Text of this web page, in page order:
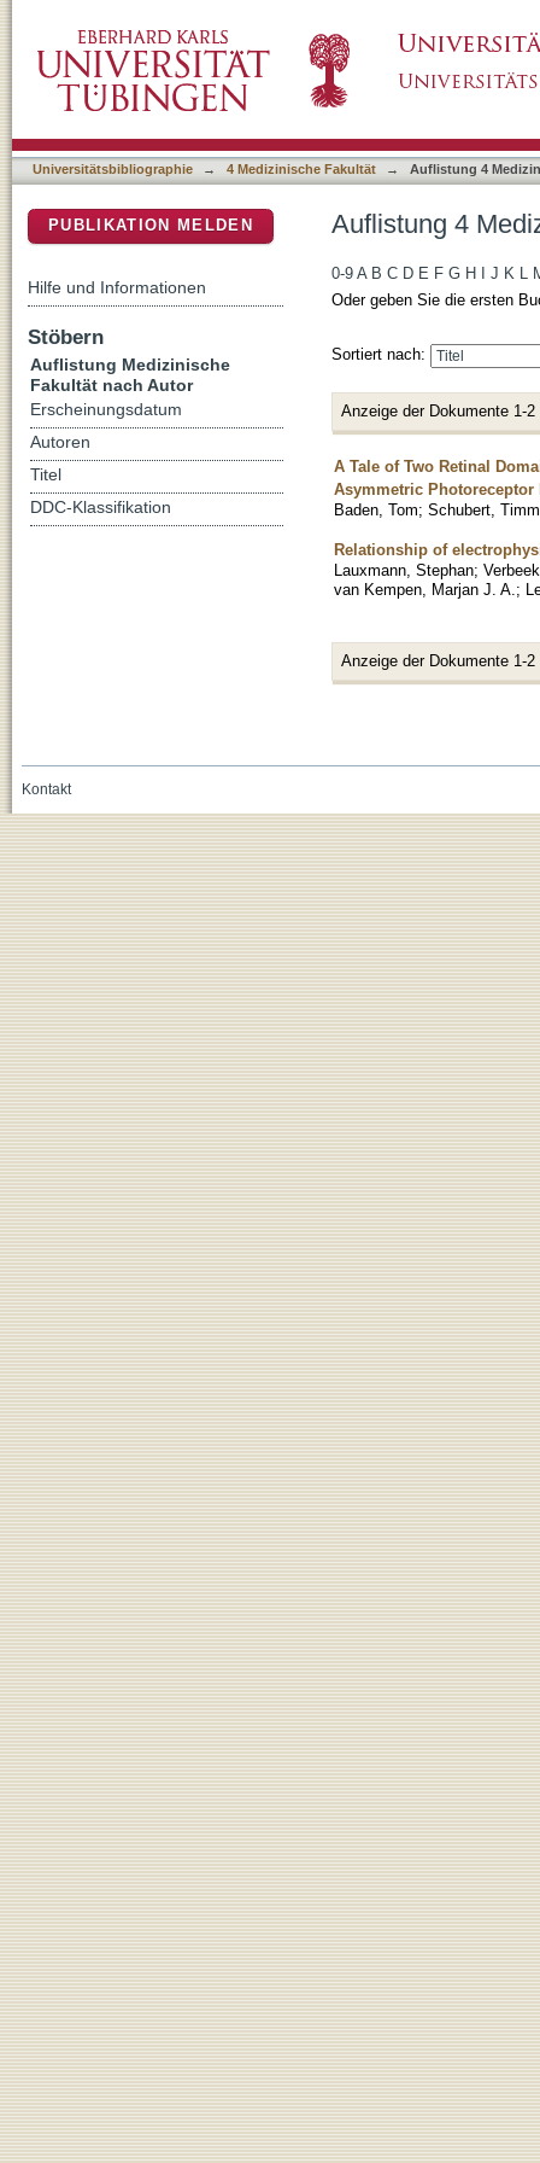
Universitätsbibliographie → 4 Medizinische Fakultät → Auflistung 4
Auflistung 4
0-9 A B C D E F G H J K L
Oder geben Sie die ersten
Sortiert nach:
Anzeige der Dokumente 1-2
A Tale of Two Retinal
Asymmetric
Baden, Tom; Schubert, Timm
Relationship of
Lauxmann, Stephan;
van Kempen, Marjan J. A. ;
Anzeige der Dokumente 1-2
PUBLIKATION MELDEN
Hilfe und Informationen
Stöbern
Auflistung Medizinische
Fakultät nach Autor
Erscheinungsdatum
Autoren
Titel
DDC-Klassifikation
Kontakt